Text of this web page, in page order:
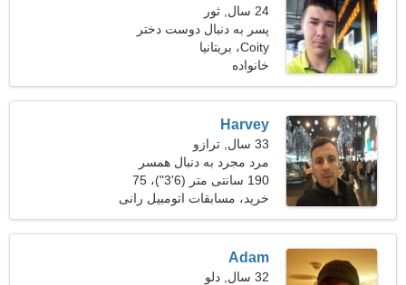
24 سال, ثور
پسر به دنبال دوست دختر
است
Coity، بریتانیا
خانواده
Harvey
33 سال, ترازو
مرد مجرد به دنبال همسر
190 سانتی متر (6'3")، 75
کیلوگرم (165 پوند)
خرید، مسابقات اتومبیل رانی
Adam
32 سال, دلو